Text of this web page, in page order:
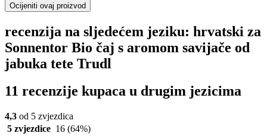
Ocijeniti ovaj proizvod
recenzija na sljedećem jeziku: hrvatski za
Sonnentor Bio čaj s aromom savijače od
jabuka tete Trudl
11 recenzije kupaca u drugim jezicima
4,3 od 5 zvjezdica
5 zvjezdice 16 (64%)